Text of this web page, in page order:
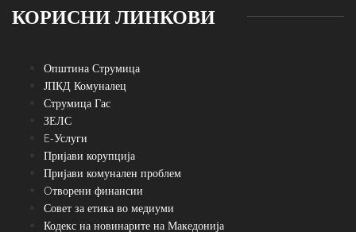
КОРИСНИ ЛИНКОВИ
Општина Струмица
ЈПКД Комуналец
Струмица Гас
ЗЕЛС
E-Услуги
Пријави корупција
Пријави комунален проблем
Oтворени финансии
Совет за етика во медиуми
Кодекс на новинарите на Македонија